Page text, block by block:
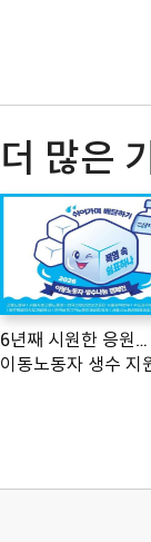
더 많은
6년째 시원한 응원…
이동노동자 생수 지